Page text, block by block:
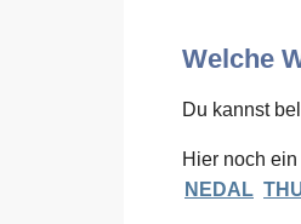
Welche
Du kannst
Hier noch
NEDAL